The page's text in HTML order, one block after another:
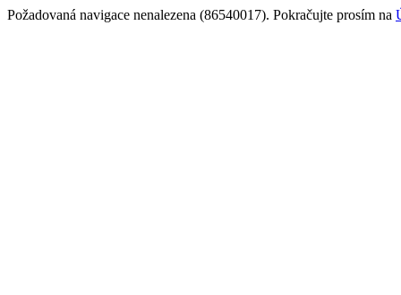
Požadovaná navigace nenalezena (86540017). Pokračujte prosím na